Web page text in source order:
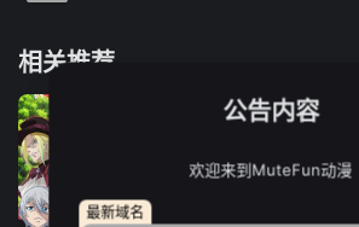
相关推荐
公告内容
欢迎来到MuteFun动漫
最新域名